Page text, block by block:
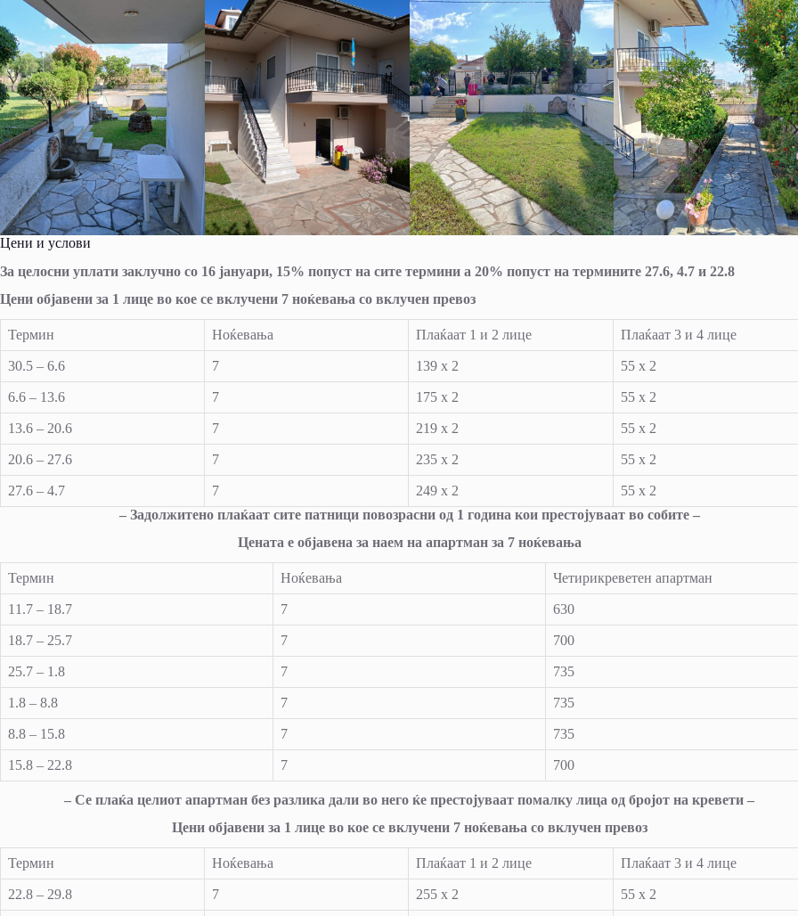
Цени и услови
За целосни уплати заклучно со 16 јануари, 15% попуст на сите термини а 20% попуст на термините 27.6, 4.7 и 22.8
Цени објавени за 1 лице во кое се вклучени 7 ноќевања со вклучен превоз
Термин Ноќевања Плаќаат 1 и 2 лице Плаќаат 3 и 4 лице
30.5 – 6.6 7 139 х 2 55 х 2
6.6 – 13.6 7 175 х 2 55 х 2
13.6 – 20.6 7 219 х 2 55 х 2
20.6 – 27.6 7 235 х 2 55 х 2
27.6 – 4.7 7 249 х 2
55 х 2
– Задолжитено плаќаат сите патници повозрасни од 1 година кои престојуваат во собите –
Цената е објавена за наем на апартман за 7 ноќевања
Термин Ноќевања Четирикреветен апартман
11.7 – 18.7 7 630
18.7 – 25.7 7 700
25.7 – 1.8 7 735
1.8 – 8.8 7 735
8.8 – 15.8 7 735
15.8 – 22.8 7 700
– Се плаќа целиот апартман без разлика дали во него ќе престојуваат помалку лица од бројот на кревети –
Цени објавени за 1 лице во кое се вклучени 7 ноќевања со вклучен превоз
Термин Ноќевања Плаќаат 1 и 2 лице Плаќаат 3 и 4 лице
22.8 – 29.8 7 255 х 2 55 x 2